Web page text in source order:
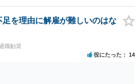
者さんが経営者に対してその旨を伝え、
さってはいかがでしょうか。
してあなたの言う「早めに、決着をつけ
ろは、「敗訴的和解」ということです
きませんので、弁護士は確かに儲かりま
の事件をズルズルすることは、着手金を増
他方で、弁護士報酬も期待できないた
きないという意味で弁護士にも損害が増
儲かることにはなりません。 控訴審で着
りますが、1回限りの関係ではなく顧問の
を理由に解雇が難しいのはな
職勧奨
役にたった 14